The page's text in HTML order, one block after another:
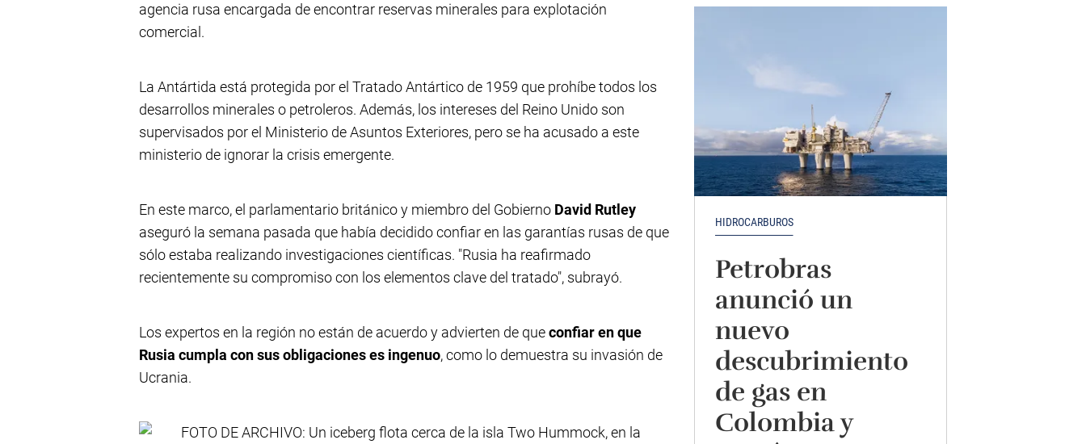
agencia rusa encargada de encontrar reservas minerales para explotación
comercial.
La Antártida está protegida por el Tratado Antártico de 1959 que prohíbe todos los
desarrollos minerales o petroleros. Además, los intereses del Reino Unido son
supervisados por el Ministerio de Asuntos Exteriores, pero se ha acusado a este
ministerio de ignorar la crisis emergente.
En este marco, el parlamentario británico y miembro del Gobierno David Rutley
aseguró la semana pasada que había decidido confiar en las garantías rusas de que
sólo estaba realizando investigaciones científicas. "Rusia ha reafirmado
recientemente su compromiso con los elementos clave del tratado", subrayó.
Los expertos en la región no están de acuerdo y advierten de queconfiar en que
Rusia cumpla con sus obligaciones es ingenuo, como lo demuestra su invasión de
Ucrania.
HIDROCARBUROS
Petrobras
anunció un
nuevo
descubrimiento
de gas en
Colombia y